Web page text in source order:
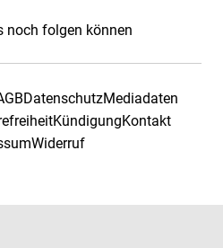
noch folgen können
DatenschutzMediadaten
KündigungKontakt
Widerruf